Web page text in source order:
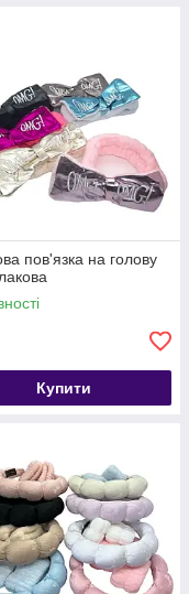
пов'язка на голову
Купити